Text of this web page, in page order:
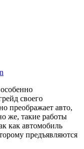
своего
преображает авто,
же, такие работы
как автомобиль
предъявляются